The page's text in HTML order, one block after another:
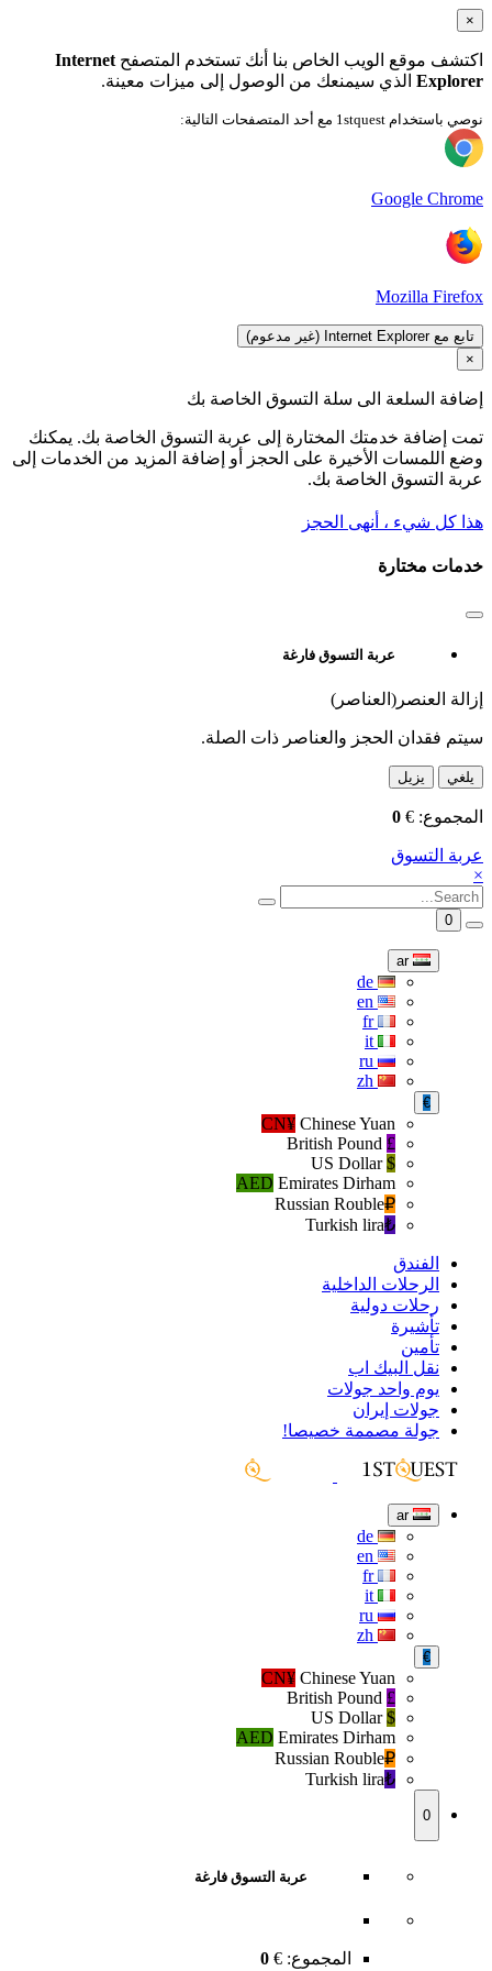
×
اكتشف موقع الويب الخاص بنا أنك تستخدم المتصفح Internet
Explorer الذي سيمنعك من الوصول إلى ميزات معينة.
نوصي باستخدام 1stquest مع أحد المتصفحات التالية:
Google Chrome
Mozilla Firefox
تابع مع Internet Explorer (غير مدعوم)
×
إضافة السلعة الى سلة التسوق الخاصة بك
تمت إضافة خدمتك المختارة إلى عربة التسوق الخاصة بك. يمكنك
وضع اللمسات الأخيرة على الحجز أو إضافة المزيد من الخدمات إلى
عربة التسوق الخاصة بك.
هذا كل شيء ، أنهى الحجز
خدمات مختارة
عربة التسوق فارغة
إزالة العنصر(العناصر)
سيتم فقدان الحجز والعناصر ذات الصلة.
يلغي يزيل
المجموع: €
0
عربة التسوق
×
0
ar
fr
€
CN¥ Chinese Yuan
£
$
US Dollar
AED Emirates Dirham
₽‎
Russian Rouble
₺‎
Turkish lira
الفندق
الرحلات الداخلية
رحلات دولية
تأشيرة
تأمين
نقل البيك اب
يوم واحد جولات
جولات إيران
جولة مصممة خصيصا!
ar
fr
€
CN¥ Chinese Yuan
£
$
US Dollar
AED Emirates Dirham
₽‎
Russian Rouble
₺‎
Turkish lira
0
عربة التسوق فارغة
المجموع: €
0